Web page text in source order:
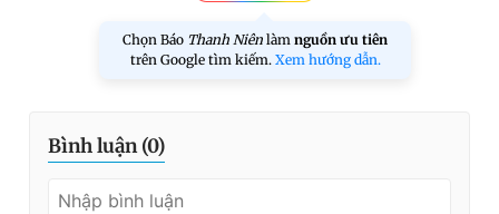
Chọn Báo Thanh Niên làm nguồn ưu tiên
trên Google tìm kiếm. Xem hướng dẫn.
Bình luận (0)